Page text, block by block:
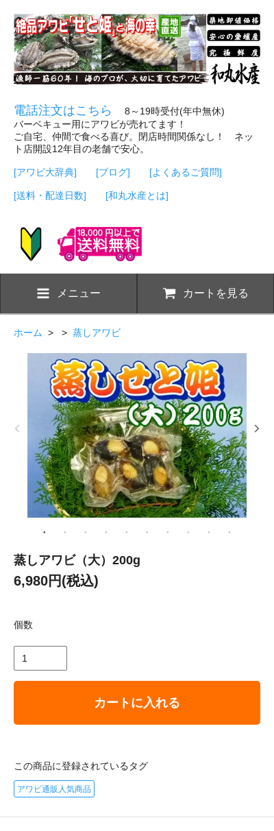
電話注文はこちら
8～19時受付(年中無休)
バーベキュー用にアワビが売れてます！
ご自宅、仲間で食べる喜び。閉店時間関係なし！ ネッ
ト店開設12年目の老舗で安心。
[アワビ大辞典] [ブログ] [よくあるご質問]
[送料・配達日数] [和丸水産とは]
メニュー カートを見る
ホーム > > 蒸しアワビ
蒸しアワビ（大）200g
6,980円(税込)
個数
カートに入れる
この商品に登録されているタグ
アワビ通販人気商品